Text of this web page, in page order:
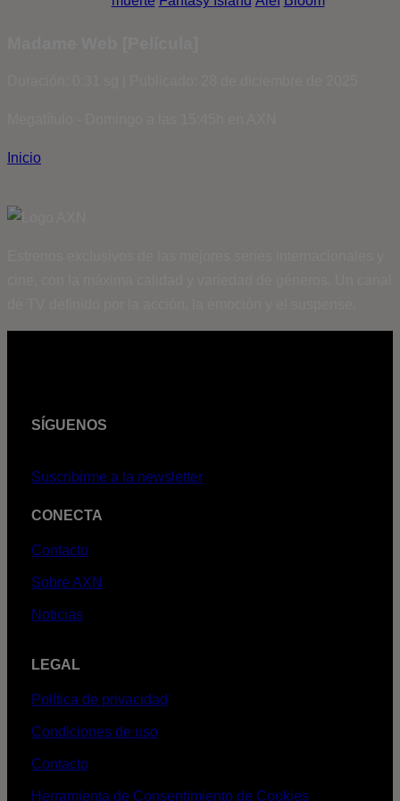
Inicio
SÍGUENOS
Suscribirme a la newsletter
CONECTA
Contacto
Sobre AXN
Noticias
LEGAL
Política de privacidad
Condiciones de uso
Contacto
Herramienta de Consentimiento de Cookies